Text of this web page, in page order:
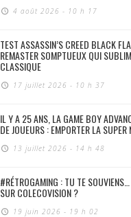
4 août 2026 - 10 h 17
TEST ASSASSIN’S CREED BLACK
REMASTER SOMPTUEUX QUI
CLASSIQUE
17 juillet 2026 - 10 h 37
IL Y A 25 ANS, LA GAME BOY
DE JOUEURS : EMPORTER LA
13 juillet 2026 - 14 h 48
#RÉTROGAMING : TU TE
SUR COLECOVISION ?
19 juin 2026 - 19 h 02